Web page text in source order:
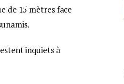
de 15 mètres face
inquiets à